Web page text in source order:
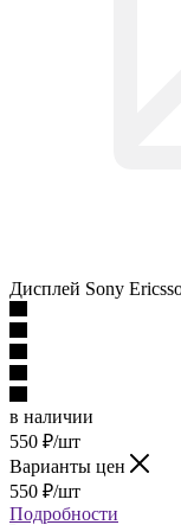
Дисплей Sony
в наличии
550 ₽/шт
Варианты цен
550 ₽/шт
Подробности